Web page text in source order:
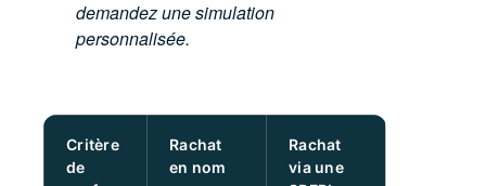
demandez une simulation
personnalisée.
Critère
de
Rachat
en nom
Rachat
via une